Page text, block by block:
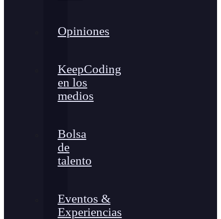
Opiniones
KeepCoding
en los
medios
Bolsa
de
talento
Eventos &
Experiencias